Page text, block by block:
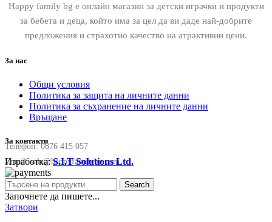
Happy family bg е онлайн магазин за детски играчки и продукти
за бебета и деца, който има за цел да ви даде най-добрите
предложения и страхотно качество на атрактивни цени.
За нас
Общи условия
Политика за защита на личните данни
Политика за съхранение на личните данни
Връщане
За контакти
Телефон:0876 415 057
Email:sale@happyfamilybg.com
Изработка:S.I.T Solutions Ltd.
Search
Започнете да пишете...
Затвори